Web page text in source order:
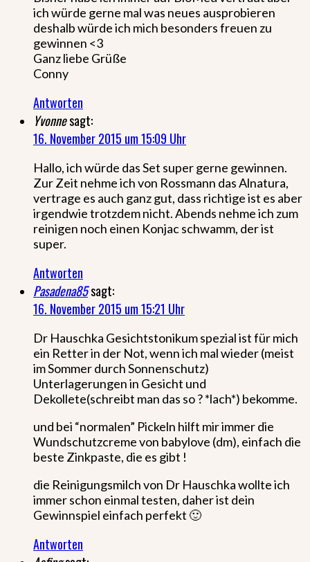
ich würde gerne mal was neues ausprobieren
deshalb würde ich mich besonders freuen zu
gewinnen <3
Ganz liebe Grüße
Conny
Antworten
Yvonnesagt:
16. November 2015 um 15:09 Uhr
Hallo, ich würde das Set super gerne gewinnen.
Zur Zeit nehme ich von Rossmann das Alnatura,
vertrage es auch ganz gut, dass richtige ist es aber
irgendwie trotzdem nicht. Abends nehme ich zum
reinigen noch einen Konjac schwamm, der ist
super.
Antworten
Pasadena85sagt:
16. November 2015 um 15:21 Uhr
Dr Hauschka Gesichtstonikum spezial ist für mich
ein Retter in der Not, wenn ich mal wieder (meist
im Sommer durch Sonnenschutz)
Unterlagerungen in Gesicht und
Dekollete(schreibt man das so ? *lach*) bekomme.
und bei “normalen” Pickeln hilft mir immer die
Wundschutzcreme von babylove (dm), einfach die
beste Zinkpaste, die es gibt !
die Reinigungsmilch von Dr Hauschka wollte ich
immer schon einmal testen, daher ist dein
Gewinnspiel einfach perfekt 🙂
Antworten